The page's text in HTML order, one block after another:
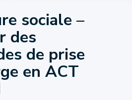
sociale –
des
de prise
en ACT